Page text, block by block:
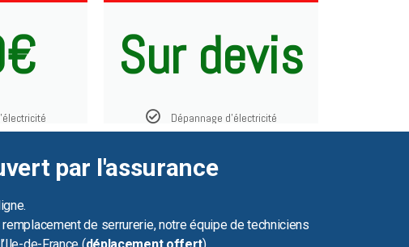
Sur devis
Dépannage d'électricité
par l'assurance
de serrurerie, notre équipe de techniciens